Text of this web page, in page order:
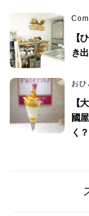
【
き
おひ
【
國
く